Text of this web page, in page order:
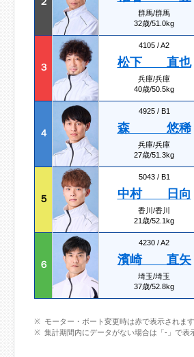
群馬/群馬
32歳/51.0kg
３
4105 /A2
松下 直也
兵庫/兵庫
40歳/50.5kg
４
4925 / B1
森 悠稀
兵庫/兵庫
27歳/51.3kg
５
5043 / B1
中村 日向
香川/香川
21歳/52.1kg
６
4230 /A2
濱崎 直矢
埼玉/埼玉
37歳/52.8kg
モーター・ボート変更時は赤で表示されます
集計期間内にデータがない場合は「-」で表